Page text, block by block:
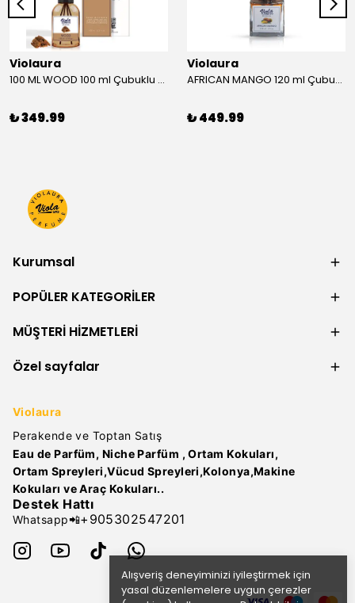
Alışveriş deneyiminizi iyileştirmek için
yasal düzenlemelere uygun çerezler
Violaura
100 ML WOOD 100 ml Çubuklu Oda Kokusu
₺ 349.99
Violaura
AFRICAN MANGO 120 ml Çubuklu Oda Kokusu
₺ 449.99
Kurumsal
POPÜLER KATEGORİLER
MÜŞTERİ HİZMETLERİ
Özel sayfalar
Violaura
Perakende ve Toptan Satış
Eau de Parfüm, Niche Parfüm , Ortam Kokuları,
Ortam Spreyleri,Vücud Spreyleri,Kolonya,Makine
Kokuları ve Araç Kokuları..
Destek Hattı
Whatsapp📲+905302547201